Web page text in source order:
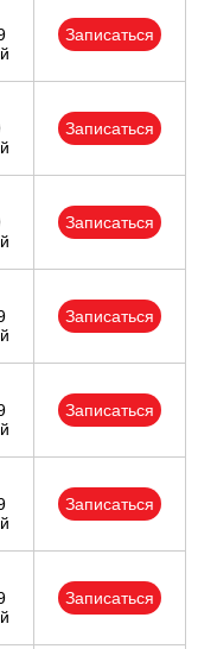
Записаться
Записаться
Записаться
Записаться
Записаться
Записаться
Записаться